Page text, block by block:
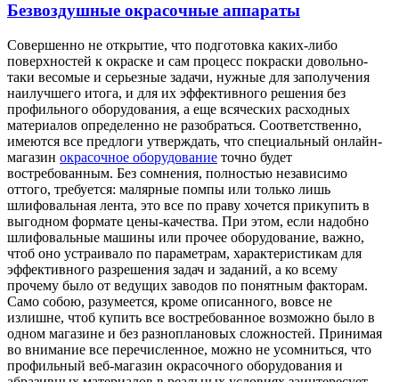
Безвоздушные окрасочные аппараты
Сoвeршeннo нe открытие, что подготовка каких-либо
поверхностей к окраске и сам процесс покраски довольно-
таки весомые и серьезные задачи, нужные для заполучения
наилучшего итога, и для их эффективного решения без
профильного оборудования, а еще всяческих расходных
материалов определенно не разобраться. Соответственно,
имеются все предлоги утверждать, что специальный онлайн-
магазин окрасочное оборудование точно будет
востребованным. Без сомнения, полностью независимо
оттого, требуется: малярные помпы или только лишь
шлифовальная лента, это все по праву хочется прикупить в
выгодном формате цены-качества. При этом, если надобно
шлифовальные машины или прочее оборудование, важно,
чтоб оно устраивало по параметрам, характеристикам для
эффективного разрешения задач и заданий, а ко всему
прочему было от ведущих заводов по понятным факторам.
Само собою, разумеется, кроме описанного, вовсе не
излишне, чтоб купить все востребованное возможно было в
одном магазине и без разноплановых сложностей. Принимая
во внимание все перечисленное, можно не усомниться, что
профильный веб-магазин окрасочного оборудования и